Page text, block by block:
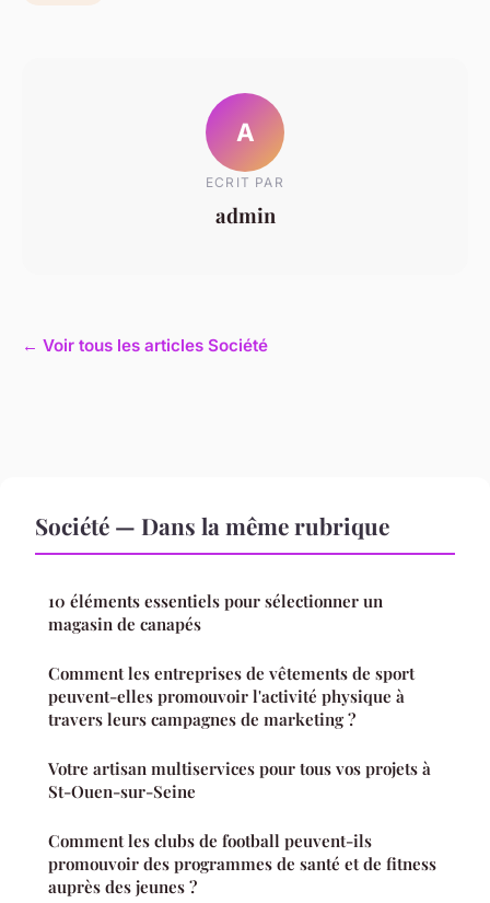
A
ECRIT PAR
admin
← Voir tous les articles Société
Société — Dans la même rubrique
10 éléments essentiels pour sélectionner un
magasin de canapés
Comment les entreprises de vêtements de sport
peuvent-elles promouvoir l'activité physique à
travers leurs campagnes de marketing ?
Votre artisan multiservices pour tous vos projets à
St-Ouen-sur-Seine
Comment les clubs de football peuvent-ils
promouvoir des programmes de santé et de fitness
auprès des jeunes ?